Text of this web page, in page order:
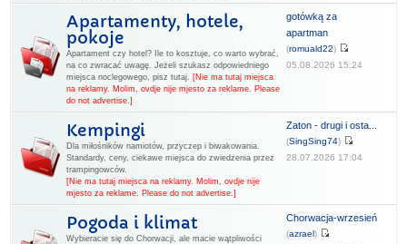
Apartamenty, hotele,
pokoje
Apartament czy hotel? Ile to kosztuje, co warto wybrać,
na co zwracać uwagę. Jeżeli szukasz odpowiedniego
miejsca noclegowego, pisz tutaj. [Nie ma tutaj miejsca
na reklamy. Molim, ovdje nije mjesto za reklame. Please
do not advertise.]
gotówką za
apartman
(romuald22)
05.08.2026 15:24
Kempingi
Dla miłośników namiotów, przyczep i biwakowania.
Standardy, ceny, ciekawe miejsca do zwiedzenia przez
trampingowców.
[Nie ma tutaj miejsca na reklamy. Molim, ovdje nije
mjesto za reklame. Please do not advertise.]
Zaton - drugi i osta...
(SingSing74)
28.07.2026 17:04
Pogoda i klimat
Wybieracie się do Chorwacji, ale macie wątpliwości
Chorwacja-wrzesień
(azrael)